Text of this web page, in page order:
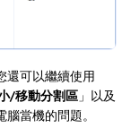
還可以繼續使用
/移動分割區 」以及
當機的問題。